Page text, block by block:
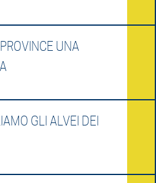
UNA
GLI ALVEI DEI